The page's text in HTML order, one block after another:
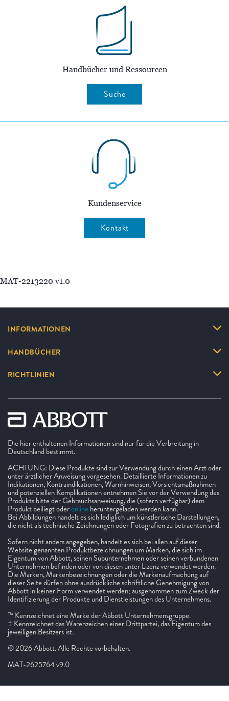
Handbücher und Ressourcen
Suche
Kundenservice
Kontakt
MAT-2213220 v1.0
INFORMATIONEN
HANDBÜCHER
RICHTLINIEN
Die hier enthaltenen Informationen sind nur für die Verbreitung in
Deutschland bestimmt.
ACHTUNG: Diese Produkte sind zur Verwendung durch einen Arzt oder
unter ärztlicher Anweisung vorgesehen. Detaillierte Informationen zu
Indikationen, Kontraindikationen, Warnhinweisen, Vorsichtsmaßnahmen
und potenziellen Komplikationen entnehmen Sie vor der Verwendung des
Produkts bitte der Gebrauchsanweisung, die (sofern verfügbar) dem
Produkt beiliegt oderonlineheruntergeladen werden kann.
Bei Abbildungen handelt es sich lediglich um künstlerische Darstellungen,
die nicht als technische Zeichnungen oder Fotografien zu betrachten sind.
Sofern nicht anders angegeben, handelt es sich bei allen auf dieser
Website genannten Produktbezeichnungen um Marken, die sich im
Eigentum von Abbott, seinen Subunternehmen oder seinen verbundenen
Unternehmen befinden oder von diesen unter Lizenz verwendet werden.
Die Marken, Markenbezeichnungen oder die Markenaufmachung auf
dieser Seite dürfen ohne ausdrückliche schriftliche Genehmigung von
Abbott in keiner Form verwendet werden; ausgenommen zum Zweck der
Identifizierung der Produkte und Dienstleistungen des Unternehmens.
™ Kennzeichnet eine Marke der Abbott Unternehmensgruppe.
‡ Kennzeichnet das Warenzeichen einer Drittpartei, das Eigentum des
jeweiligen Besitzers ist.
© 2026 Abbott. Alle Rechte vorbehalten.
MAT-2625764 v9.0